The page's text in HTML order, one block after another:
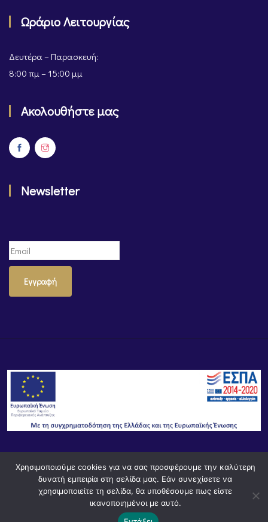
Ωράριο Λειτουργίας
Δευτέρα – Παρασκευή:
8:00 πμ – 15:00 μμ
Ακολουθήστε μας
Newsletter
Εγγραφή
© Powered byKnowledge AE
Χρησιμοποιούμε cookies για να σας προσφέρουμε την καλύτερη
δυνατή εμπειρία στη σελίδα μας. Εάν συνεχίσετε να
χρησιμοποιείτε τη σελίδα, θα υποθέσουμε πως είστε
ικανοποιημένοι με αυτό.